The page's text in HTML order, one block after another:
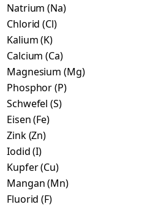
Natrium (Na)
Chlorid (Cl)
Kalium (K)
Calcium (Ca)
Magnesium (Mg)
Phosphor (P)
Schwefel (S)
Eisen (Fe)
Zink (Zn)
Iodid (I)
Kupfer (Cu)
Mangan (Mn)
Fluorid (F)